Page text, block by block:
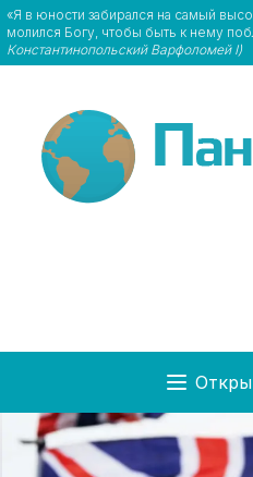
«Я в юности забирался на самый
молился Богу, чтобы быть к нему
Константинопольский Варфоломей I)